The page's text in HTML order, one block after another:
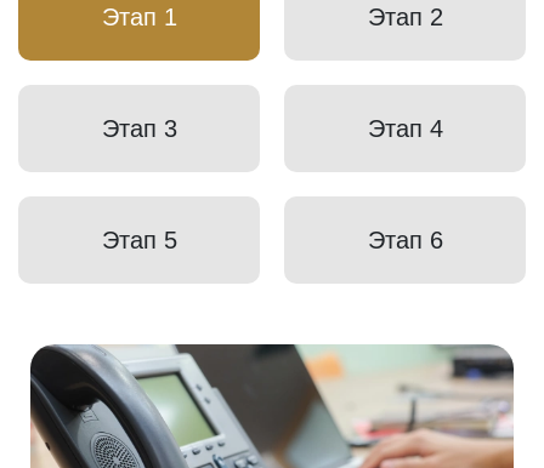
Этап 1 Этап 2
Этап 3 Этап 4
Этап 5 Этап 6